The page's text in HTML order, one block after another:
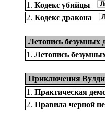
1. Кодекс убийцы
2. Кодекс дракона
Летопись безумных
1. Летопись
Приключения
1. Практическая
2. Правила черной